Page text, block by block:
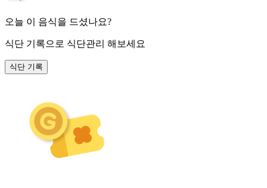
오늘 이 음식을 드셨나요?
식단 기록으로 식단관리 해보세요
식단 기록